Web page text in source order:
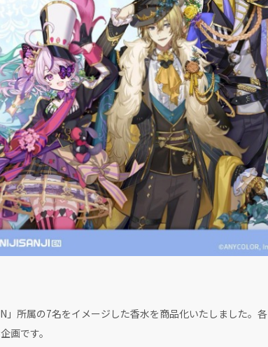
所属の7名をイメージした香水を商品化いたしました。各
画です。